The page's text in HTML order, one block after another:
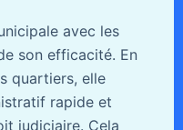
avec les
son efficacité. En
quartiers, elle
rapide et
judiciaire. Cela